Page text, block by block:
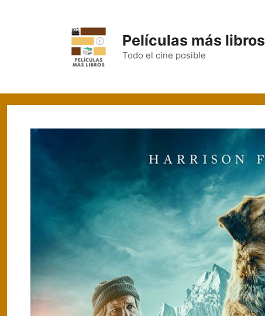
Películas más libros
Todo el cine posible